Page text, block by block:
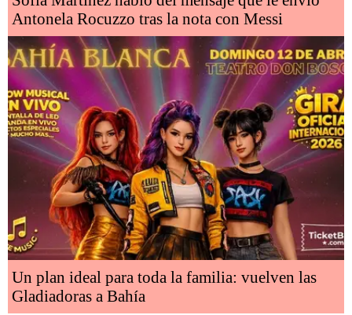
Antonela Rocuzzo tras la nota con Messi
Un plan ideal para toda la familia: vuelven las
Gladiadoras a Bahía